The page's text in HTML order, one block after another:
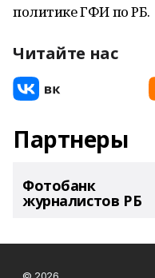
политике ГФИ по РБ.
Читайте нас
Партнеры
Фотобанк
журналистов РБ